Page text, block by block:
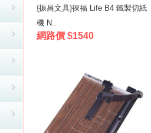
{振昌文具}徠福 Life B4 鐵製切紙
機 N..
網路價 $1540